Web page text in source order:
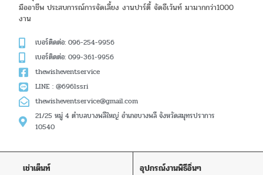
มืออาชีพ ประสบการณ์การจัดเลี้ยง งานปาร์ตี้ จัดอีเว้นท์ มามากกว่า1000
งาน
เบอร์ติดต่อ: 096-254-9956
เบอร์ติดต่อ: 099-361-9956
thewisheventservice
LINE : @696lssri
thewisheventservice@gmail.com
21/25 หมู่ 4 ตำบลบางพลีใหญ่ อำเภอบางพลี จังหวัดสมุทรปราการ
10540
เช่าเต็นท์
อุปกรณ์งานพิธีอิ่นๆ